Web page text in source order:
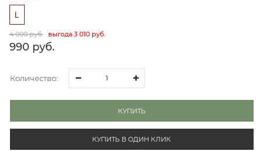
4 000 руб.
990 руб.
выгода3 010 руб.
Количество:
КУПИТЬ
КУПИТЬ В ОДИН КЛИК